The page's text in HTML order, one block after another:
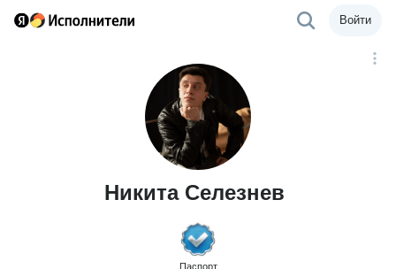
Войти
Никита Селезнев
Паспорт